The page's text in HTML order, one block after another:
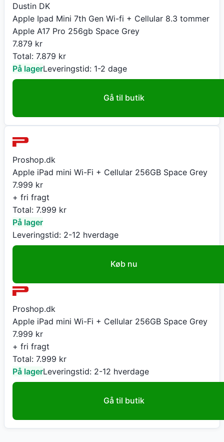
Dustin DK
Apple Ipad Mini 7th Gen Wi-fi + Cellular 8.3 tommer
Apple A17 Pro 256gb Space Grey
7.879 kr
Total: 7.879 kr
På lagerLeveringstid: 1-2 dage
Gå til butik
Proshop.dk
Apple iPad mini Wi-Fi + Cellular 256GB Space Grey
7.999 kr
+ fri fragt
Total: 7.999 kr
På lager
Leveringstid: 2-12 hverdage
Køb nu
Proshop.dk
Apple iPad mini Wi-Fi + Cellular 256GB Space Grey
7.999 kr
+ fri fragt
Total: 7.999 kr
På lagerLeveringstid: 2-12 hverdage
Gå til butik